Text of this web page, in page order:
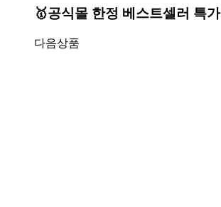
🥇공식몰 한정 베스트셀러 특가
다음상품